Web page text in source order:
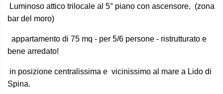
Luminoso attico trilocale al 5° piano con ascensore, (zona
bar del moro)
appartamento di 75 mq - per 5/6 persone - ristrutturato e
bene arredato!
in posizione centralissima e vicinissimo al mare a Lido di
Spina.